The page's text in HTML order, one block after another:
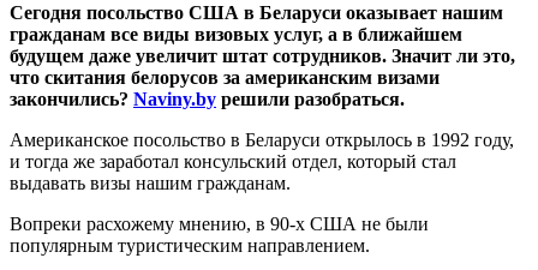
Сегодня посольство США в Беларуси оказывает нашим
гражданам все виды визовых услуг, а в ближайшем
будущем даже увеличит штат сотрудников. Значит ли это,
что скитания белорусов за американским визами
закончились? Naviny.by решили разобраться.
Американское посольство в Беларуси открылось в 1992 году,
и тогда же заработал консульский отдел, который стал
выдавать визы нашим гражданам.
Вопреки расхожему мнению, в 90-х США не были
популярным туристическим направлением.